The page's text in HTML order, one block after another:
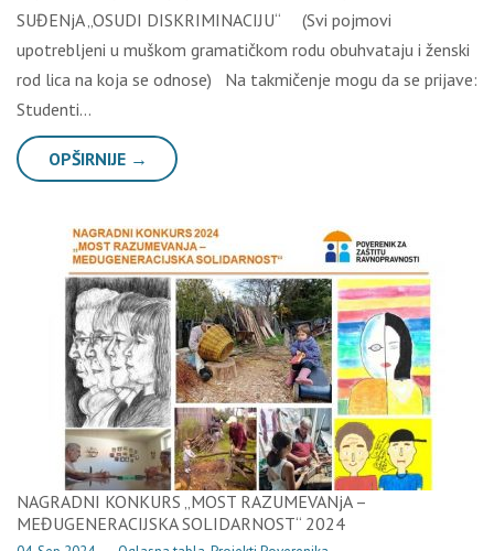
SUĐENjA „OSUDI DISKRIMINACIJU“ (Svi pojmovi
upotrebljeni u muškom gramatičkom rodu obuhvataju i ženski
rod lica na koja se odnose) Na takmičenje mogu da se prijave:
Studenti…
OPŠIRNIJE →
NAGRADNI KONKURS „MOST RAZUMEVANjA –
MEĐUGENERACIJSKA SOLIDARNOST“ 2024